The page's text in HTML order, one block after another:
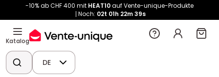
-10% ab CHF 400 mit HEAT10auf Vente-unique-Produkte
Noch: 02t 01h 22m 38s
Katalog
DE